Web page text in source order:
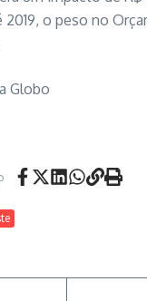
2019, o peso no
Globo